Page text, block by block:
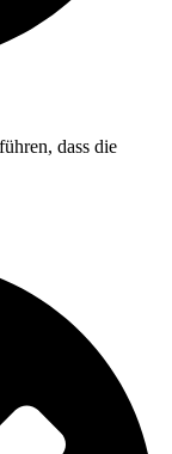
dass die